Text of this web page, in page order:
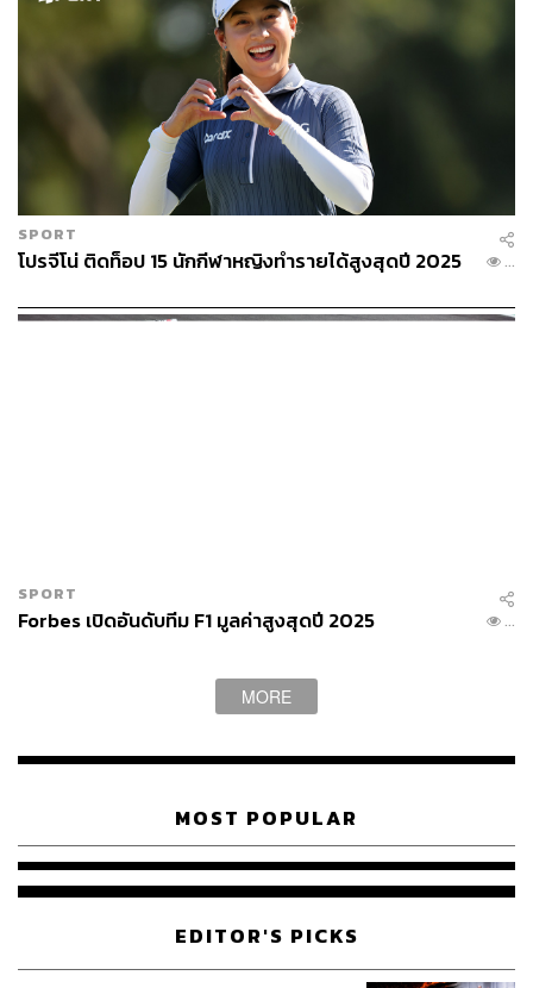
SPORT
โปรจีโน่ ติดท็อป 15 นักกีฬาหญิงทำรายได้สูงสุดปี 2025 ...
SPORT
Forbes เปิดอันดับทีม F1 มูลค่าสูงสุดปี 2025 ...
MORE
MOST POPULAR
EDITOR'S PICKS